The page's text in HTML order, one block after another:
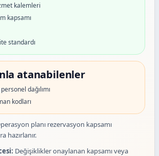
kalemleri
kapsamı
standardı
atanabilenler
dağılımı
kodları
planı rezervasyon kapsamı
hazırlanır.
Değişiklikler onaylanan kapsamı veya